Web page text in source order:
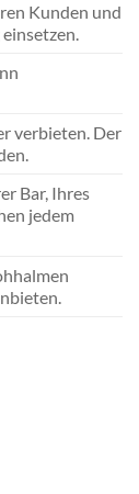
Kunden und
verbieten. Der
Bar, Ihres
jedem